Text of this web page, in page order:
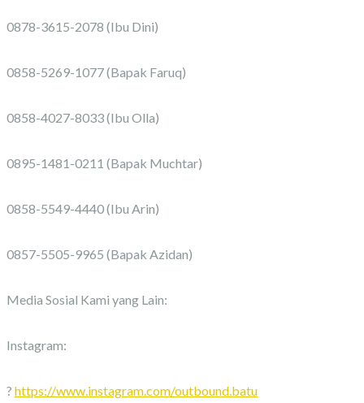
0878-3615-2078 (Ibu Dini)
0858-5269-1077 (Bapak Faruq)
0858-4027-8033 (Ibu Olla)
0895-1481-0211 (Bapak Muchtar)
0858-5549-4440 (Ibu Arin)
0857-5505-9965 (Bapak Azidan)
Media Sosial Kami yang Lain:
Instagram:
? https://www.instagram.com/outbound.batu